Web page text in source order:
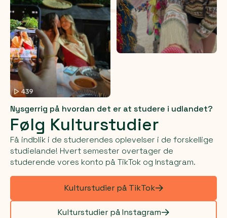
Nysgerrig på hvordan det er at studere i udlandet?
Følg Kulturstudier
Få indblik i de studerendes oplevelser i de forskellige
studielande! Hvert semester overtager de
studerende vores konto på TikTok og Instagram.
Kulturstudier på TikTok
Kulturstudier på Instagram